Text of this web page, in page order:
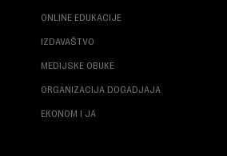
ONLINE EDUKACIJE
IZDAVAŠTVO
MEDIJSKE OBUKE
ORGANIZACIJA DOGADJAJA
EKONOM I JA